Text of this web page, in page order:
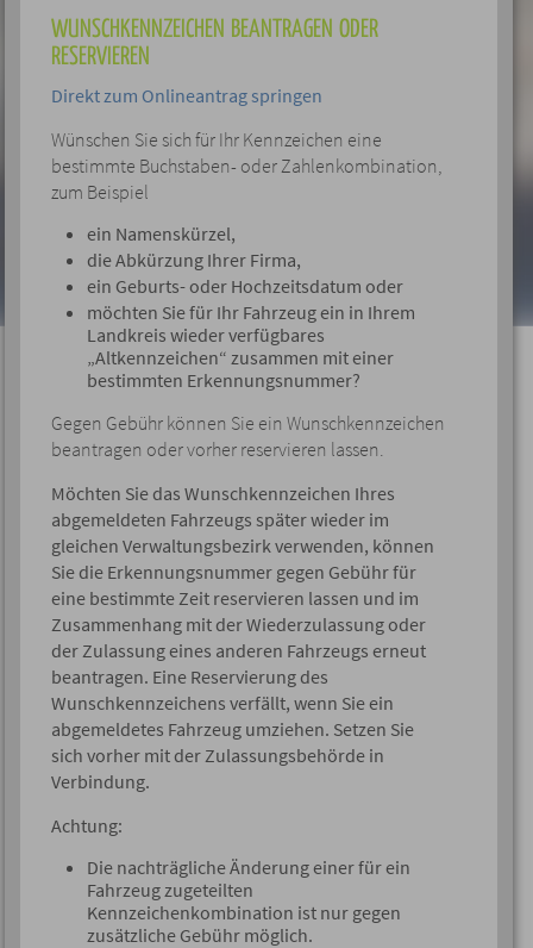
WUNSCHKENNZEICHEN BEANTRAGEN ODER
RESERVIEREN
Direkt zum Onlineantrag springen
Wünschen Sie sich für Ihr Kennzeichen eine
bestimmte Buchstaben- oder Zahlenkombination,
zum Beispiel
ein Namenskürzel,
die Abkürzung Ihrer Firma,
ein Geburts- oder Hochzeitsdatum oder
möchten Sie für Ihr Fahrzeug ein in Ihrem
Landkreis wieder verfügbares
„Altkennzeichen“ zusammen mit einer
bestimmten Erkennungsnummer?
Gegen Gebühr können Sie ein Wunschkennzeichen
beantragen oder vorher reservieren lassen.
Möchten Sie das Wunschkennzeichen Ihres
abgemeldeten Fahrzeugs später wieder im
gleichen Verwaltungsbezirk verwenden, können
Sie die Erkennungsnummer gegen Gebühr für
eine bestimmte Zeit reservieren lassen und im
Zusammenhang mit der Wiederzulassung oder
der Zulassung eines anderen Fahrzeugs erneut
beantragen. Eine Reservierung des
Wunschkennzeichens verfällt, wenn Sieein
abgemeldetes Fahrzeug umziehen. Setzen Sie
sich vorher mit der Zulassungsbehörde in
Verbindung.
Achtung:
Die nachträgliche Änderung einer für ein
Fahrzeug zugeteilten
Kennzeichenkombination ist nur gegen
zusätzliche Gebühr möglich.